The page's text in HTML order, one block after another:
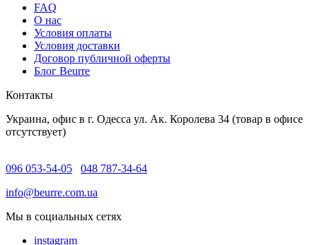
FAQ
O нас
Условия оплаты
Условия доставки
Договор публичной оферты
Блог Beurre
Контакты
Украина, офис в г. Одесса ул. Ак. Королева 34 (товар в офисе
отсутствует)
096 053-54-05
048 787-34-64
info@beurre.com.ua
Мы в социальных сетях
instagram